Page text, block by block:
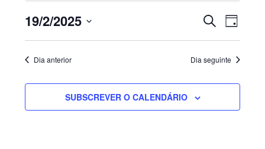
de
e
de
Eventos
PESQUISAR
de
de
DIA
19/2/2025
Selecione
a Dia anterior Dia seguinte
SUBSCREVER O CALENDÁRIO